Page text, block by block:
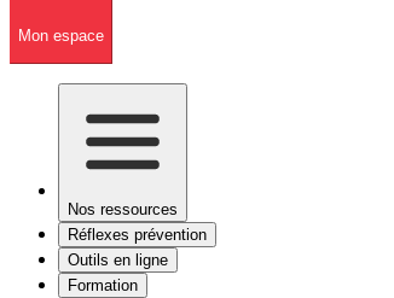
Mon espace
Nos ressources
Réflexes prévention
Outils en ligne
Formation